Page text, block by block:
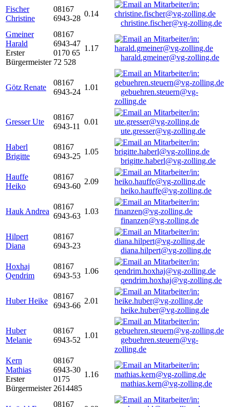
Fischer
Christine
08167
6943-28
0.14
christine.fischer@vg-zolling.de
Gmeiner
Harald
Erster
Bürgermeister
08167
6943-47
0170 65
72 528
1.17
harald.gmeiner@vg-zolling.de
Götz Renate
08167
6943-24
1.01
gebuehren.steuern@vg-
zolling.de
Gresser Ute
08167
6943-11
0.01
ute.gresser@vg-zolling.de
Haberl
Brigitte
08167
6943-25
1.05
brigitte.haberl@vg-zolling.de
Hauffe
Heiko
08167
6943-60
2.09
heiko.hauffe@vg-zolling.de
Hauk Andrea
08167
6943-63
1.03
finanzen@vg-zolling.de
Hilpert
Diana
08167
6943-23
diana.hilpert@vg-zolling.de
Hoxhaj
Qendrim
08167
6943-53
1.06
qendrim.hoxhaj@vg-zolling.de
Huber Heike
08167
6943-66
2.01
heike.huber@vg-zolling.de
Huber
Melanie
08167
6943-52
1.01
gebuehren.steuern@vg-
zolling.de
Kern
Mathias
Erster
Bürgermeister
08167
6943-30
0175
2614485
1.16
mathias.kern@vg-zolling.de
08167